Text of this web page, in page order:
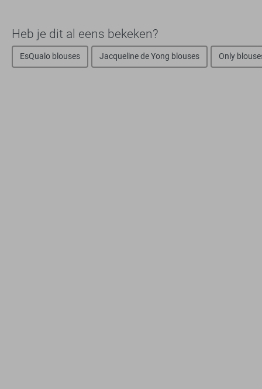
Heb je dit al eens bekeken?
EsQualo blouses Jacqueline de Yong blouses Only